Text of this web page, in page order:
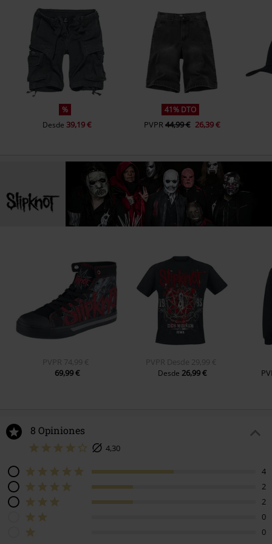
%
Desde 39,19 €
41% DTO
PVPR44,99 € 26,39 €
PVPR 74,99 €
69,99 €
PVPR Desde 29,99 €
Desde 26,99 €
8 Opiniones
4,30
4
2
2
0
0